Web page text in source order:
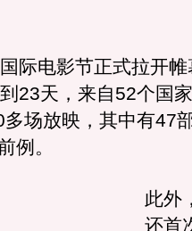
电影节正式拉开帷
23天，来自52个国
场放映，其中有47
例。
此外
还首